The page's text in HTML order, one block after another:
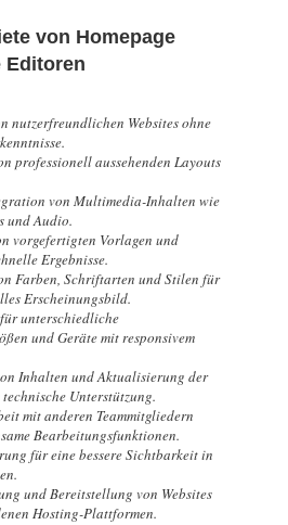
von Homepage
Editoren
nutzerfreundlichen Websites ohne
professionell aussehenden Layouts
von Multimedia-Inhalten wie
und Audio.
vorgefertigten Vorlagen und
Ergebnisse.
Farben, Schriftarten und Stilen für
Erscheinungsbild.
unterschiedliche
und Geräte mit responsivem
Inhalten und Aktualisierung der
technische Unterstützung.
mit anderen Teammitgliedern
Bearbeitungsfunktionen.
für eine bessere Sichtbarkeit in
und Bereitstellung von Websites
Hosting-Plattformen.